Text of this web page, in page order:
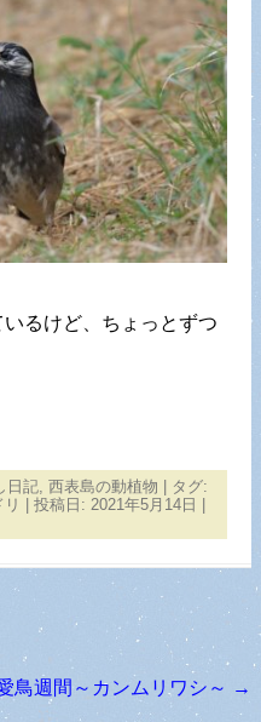
るけど、ちょっとずつ
日記, 西表島の動植物 | タグ:
| 投稿日: 2021年5月14日
鳥週間～カンムリワシ～ →